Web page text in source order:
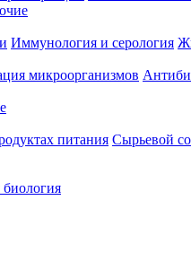
Иммунология и серология
микроорганизмов
питания Сырьевой
биология